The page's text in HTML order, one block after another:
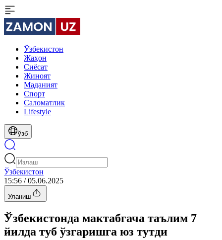
Ўзбекистон
Жаҳон
Сиёсат
Жиноят
Маданият
Спорт
Cаломатлик
Lifestyle
ўзб
Ўзбекистон
15:56 / 05.06.2025
Уланиш
Ўзбекистонда мактабгача таълим 7
йилда туб ўзгаришга юз тутди